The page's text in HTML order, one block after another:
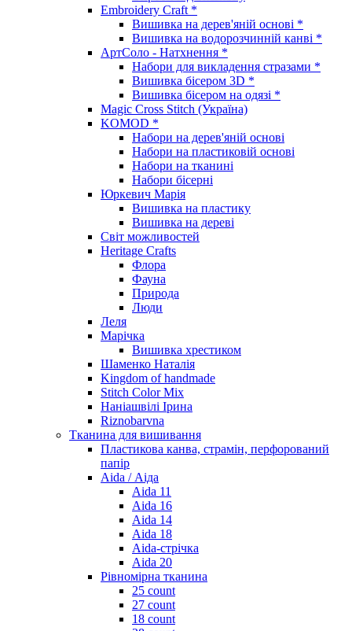
Embroidery Craft *
Вишивка на дерев'яній основі *
Вишивка на водорозчинній канві *
АртСоло - Натхнення *
Набори для викладення стразами *
Вишивка бісером 3D *
Вишивка бісером на одязі *
Magic Cross Stitch (Україна)
KOMOD *
Набори на дерев'яній основі
Набори на пластиковій основі
Набори на тканині
Набори бісерні
Юркевич Марія
Вишивка на пластику
Вишивка на дереві
Світ можливостей
Heritage Crafts
Флора
Фауна
Природа
Люди
Леля
Марічка
Вишивка хрестиком
Шаменко Наталія
Kingdom of handmade
Stitch Color Mix
Наніашвілі Ірина
Riznobarvna
Тканина для вишивання
Пластикова канва, страмін, перфорований
папір
Aida / Аіда
Aida 11
Aida 16
Aida 14
Aida 18
Aida-стрічка
Aida 20
Рівномірна тканина
25 count
27 count
18 count